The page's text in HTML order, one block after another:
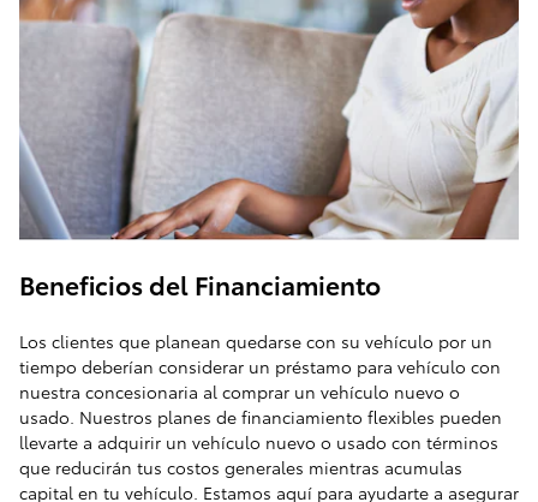
Beneficios del Financiamiento
Los clientes que planean quedarse con su vehículo por un
tiempo deberían considerar un préstamo para vehículo con
nuestra concesionaria al comprar un vehículo nuevo o
usado. Nuestros planes de financiamiento flexibles pueden
llevarte a adquirir un vehículo nuevo o usado con términos
que reducirán tus costos generales mientras acumulas
capital en tu vehículo. Estamos aquí para ayudarte a asegurar